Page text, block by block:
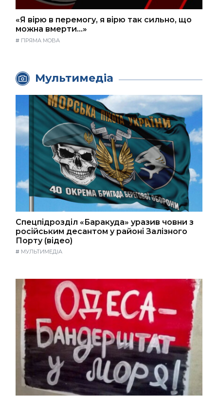
«Я вірю в перемогу, я вірю так сильно, що
можна вмерти…»
# ПРЯМА МОВА
Мультимедіа
Спецпідрозділ «Баракуда» уразив човни з
російським десантом у районі Залізного
Порту (відео)
# МУЛЬТИМЕДІА